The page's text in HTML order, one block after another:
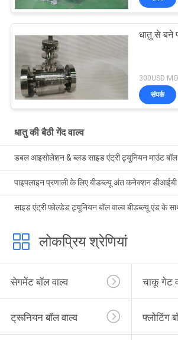
धातु से बने
300USD
संपर्क
धातु की बैठी गेंद वाल्व
डबल आइसोलेशन & ब्लड साइड एंट्री ट्र्यूनियन माउंट बॉल
पाइपलाइन प्रणाली के लिए बीडब्ल्यू अंत कनेक्शन डीआईबी
साइड एंट्री फोल्डेड ट्र्यूनियन बॉल वाल्व बीडब्ल्यू एंड के
लोकप्रिय श्रेणियां
सेगमेंट बॉल वाल्व चाकू गेट
ट्रूनियन बॉल वाल्व फ्लोटिंग